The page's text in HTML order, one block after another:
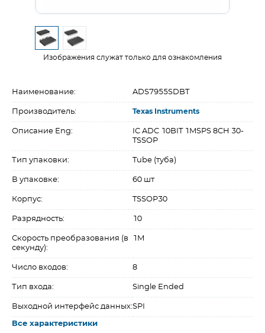
Изображения служат только для ознакомления
Наименование: ADS7955SDBT
Производитель: Texas Instruments
Описание Eng:
IC ADC 10BIT 1MSPS 8CH 30-
TSSOP
Тип упаковки: Tube (туба)
В упаковке: 60 шт
Корпус: TSSOP30
Разрядность: 10
Скорость преобразования (в
секунду):
1M
Число входов: 8
Тип входа: Single Ended
Выходной интерфейс данных:SPI
Все характеристики